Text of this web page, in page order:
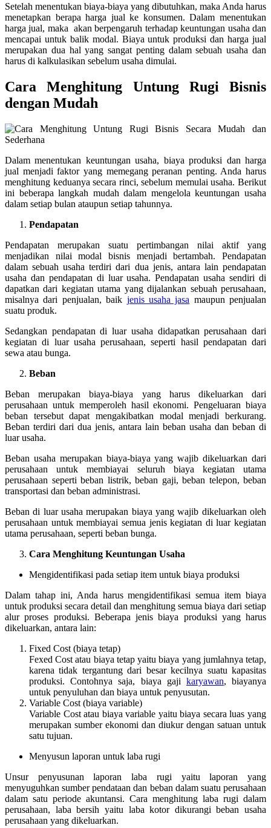
Setelah menentukan biaya-biaya yang dibutuhkan, maka Anda harus
menetapkan berapa harga jual ke konsumen. Dalam menentukan
harga jual, maka akan berpengaruh terhadap keuntungan usaha dan
mencapai untuk balik modal. Biaya untuk produksi dan harga jual
merupakan dua hal yang sangat penting dalam sebuah usaha dan
harus di kalkulasikan sebelum usaha dimulai.
Cara Menghitung Untung Rugi Bisnis
dengan Mudah
Dalam menentukan keuntungan usaha, biaya produksi dan harga
jual menjadi faktor yang memegang peranan penting. Anda harus
menghitung keduanya secara rinci, sebelum memulai usaha. Berikut
ini beberapa langkah mudah dalam mengelola keuntungan usaha
dalam setiap bulan ataupun setiap tahunnya.
Pendapatan
Pendapatan merupakan suatu pertimbangan nilai aktif yang
menjadikan nilai modal bisnis menjadi bertambah. Pendapatan
dalam sebuah usaha terdiri dari dua jenis, antara lain pendapatan
usaha dan pendapatan di luar usaha. Pendapatan usaha sendiri di
dapatkan dari kegiatan utama yang dijalankan sebuah perusahaan,
misalnya dari penjualan, baik jenis usaha jasa maupun penjualan
suatu produk.
Sedangkan pendapatan di luar usaha didapatkan perusahaan dari
kegiatan di luar usaha perusahaan, seperti hasil pendapatan dari
sewa atau bunga.
Beban
Beban merupakan biaya-biaya yang harus dikeluarkan dari
perusahaan untuk memperoleh hasil ekonomi. Pengeluaran biaya
beban tersebut dapat mengakibatkan modal menjadi berkurang.
Beban terdiri dari dua jenis, antara lain beban usaha dan beban di
luar usaha.
Beban usaha merupakan biaya-biaya yang wajib dikeluarkan dari
perusahaan untuk membiayai seluruh biaya kegiatan utama
perusahaan seperti beban listrik, beban gaji, beban telepon, beban
transportasi dan beban administrasi.
Beban di luar usaha merupakan biaya yang wajib dikeluarkan oleh
perusahaan untuk membiayai semua jenis kegiatan di luar kegiatan
utama perusahaan, seperti beban bunga.
Cara Menghitung Keuntungan Usaha
Mengidentifikasi pada setiap item untuk biaya produksi
Dalam tahap ini, Anda harus mengidentifikasi semua item biaya
untuk produksi secara detail dan menghitung semua biaya dari setiap
alur proses produksi. Beberapa jenis biaya produksi yang harus
dikeluarkan, antara lain:
Fixed Cost (biaya tetap)
Fexed Cost atau biaya tetap yaitu biaya yang jumlahnya tetap,
karena tidak tergantung dari besar kecilnya suatu kapasitas
produksi. Contohnya saja, biaya gaji karyawan, biayanya
untuk penyuluhan dan biaya untuk penyusutan.
Variable Cost (biaya variable)
Variable Cost atau biaya variable yaitu biaya secara luas yang
merupakan sumber ekonomi dan diukur dengan satuan untuk
satu tujuan.
Menyusun laporan untuk laba rugi
Unsur penyusunan laporan laba rugi yaitu laporan yang
menyuguhkan sumber pendataan dan beban dalam suatu perusahaan
dalam satu periode akuntansi. Cara menghitung laba rugi dalam
perusahaan, laba bersih yaitu laba kotor dikurangi beban usaha
perusahaan yang dikeluarkan.